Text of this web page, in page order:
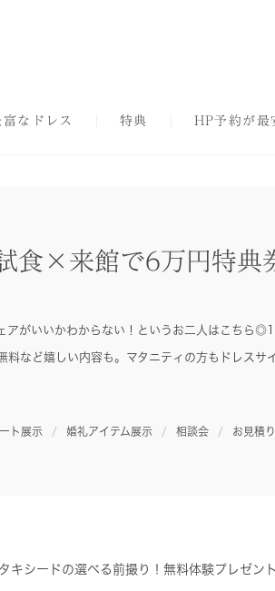
なドレス 特典 HP予約が最
食×来館で6万円特典
アがいいかわからない！というお二人はこちら
など嬉しい内容も。マタニティの方もドレスサ
ト展示 婚礼アイテム展示 相談会 お見積
キシードの選べる前撮り！無料体験プレゼント